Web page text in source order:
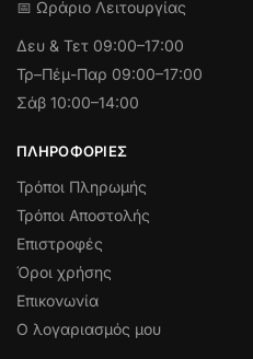
📅 Ωράριο Λειτουργίας
Δευ & Τετ 09:00–17:00
Τρ–Πέμ-Παρ 09:00–17:00
Σάβ 10:00–14:00
ΠΛΗΡΟΦΟΡΊΕΣ
Τρόποι Πληρωμής
Τρόποι Αποστολής
Επιστροφές
Όροι χρήσης
Επικονωνία
Ο λογαριασμός μου